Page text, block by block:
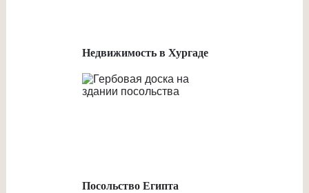
Недвижимость в Хургаде
Посольство Египта